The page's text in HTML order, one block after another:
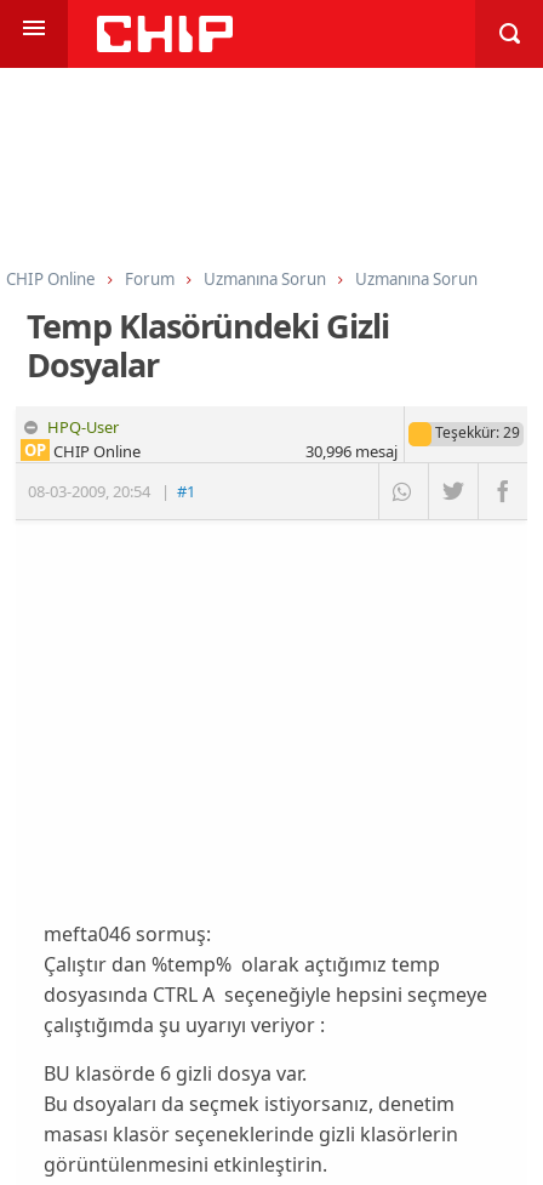
CHIP Online Forum Uzmanına Sorun Uzmanına Sorun
Temp Klasöründeki Gizli
Dosyalar
HPQ-User
08-03-2009,20:54 |#1
OP CHIP Online
Teşekkür: 29
30,996mesaj
mefta046 sormuş:
Çalıştır dan %temp% olarak açtığımız temp
dosyasında CTRL A seçeneğiyle hepsini seçmeye
çalıştığımda şu uyarıyı veriyor :
BU klasörde 6 gizli dosya var.
Bu dsoyaları da seçmek istiyorsanız, denetim
masası klasör seçeneklerinde gizli klasörlerin
görüntülenmesini etkinleştirin.